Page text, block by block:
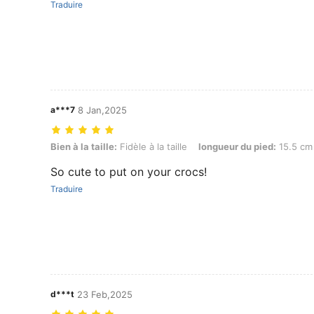
Traduire
a***7 8 Jan,2025
Bien à la taille: Fidèle à la taille, longueur du pied: 15.5 cm / 6.1 in,
Bien à la taille: Fidèle à la taille longueur du pied: 15.5
So cute to put on your crocs!
Traduire
d***t 23 Feb,2025